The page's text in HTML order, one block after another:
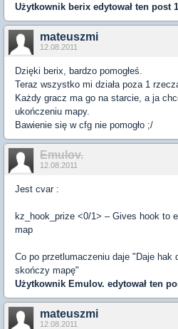
Użytkownik berix edytował ten post
mateuszmi
12.08.2011
Dzięki berix, bardzo pomogłeś.
Teraz wszystko mi działa poza 1
Każdy gracz ma go na starcie, a ja
ukończeniu mapy.
Bawienie się w cfg nie pomogło ;/
Emulov.
12.08.2011
Jest cvar :
kz_hook_prize <0/1> – Gives hook to
map
Co po przetlumaczeniu daje "Daje hak
skończy mapę"
Użytkownik Emulov. edytował ten
mateuszmi
12.08.2011